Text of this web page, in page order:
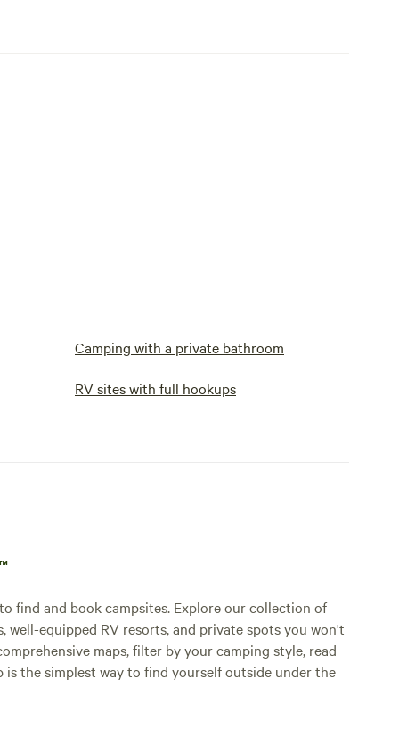
Camping with a private bathroom
RV sites with full hookups
find and book campsites. Explore our collection of
well-equipped RV resorts, and private spots you won't
maps, filter by your camping style, read
is the simplest way to find yourself outside under the